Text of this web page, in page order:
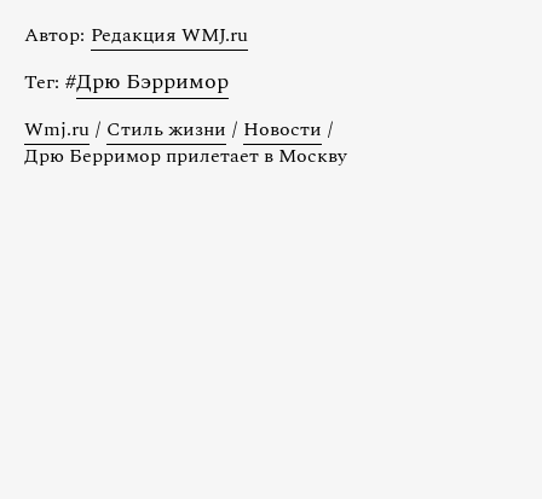
Автор: Редакция WMJ.ru
Тег: #Дрю Бэрримор
Wmj.ru / Стиль жизни / Новости /
Дрю Берримор прилетает в Москву